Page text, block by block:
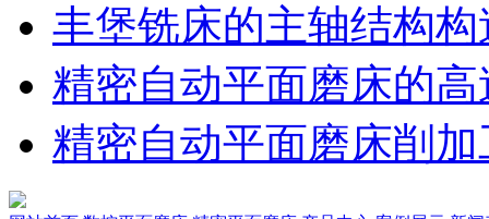
丰堡铣床的主轴结构构
精密自动平面磨床的
精密自动平面磨床削